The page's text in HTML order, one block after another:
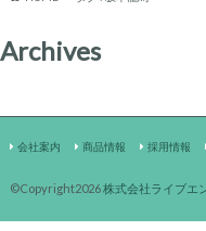
Archives
会社案内 商品情報 採用情報
©Copyright2026株式会社ライブエ